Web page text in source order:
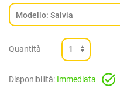
Quantità
Disponibilità: Immediata